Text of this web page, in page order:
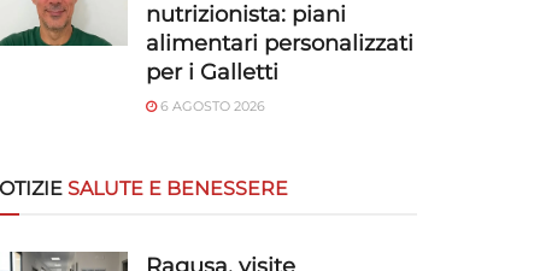
nutrizionista: piani
alimentari personalizzati
per i Galletti
6 AGOSTO 2026
SALUTE E BENESSERE